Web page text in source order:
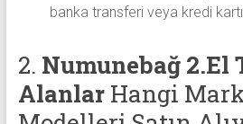
banka transferi veya kredi kartı
2. Numunebağ 2.El
Alanlar Hangi